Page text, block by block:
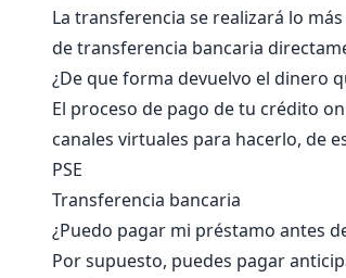
La transferencia se realizará lo
de transferencia bancaria
¿De que forma devuelvo el dinero
El proceso de pago de tu crédito
canales virtuales para hacerlo, de
PSE
Transferencia bancaria
¿Puedo pagar mi préstamo antes
Por supuesto, puedes pagar